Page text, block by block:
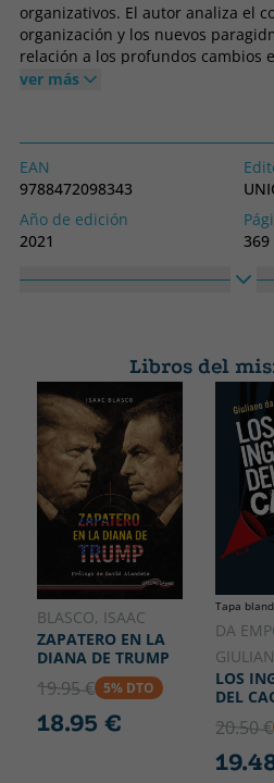
organizativos. El autor analiza el
organización y los nuevos
relación a los profundos cambios
curso en las últimas décadas
ver más
EAN
9788472098343
Año de edición
2021
369
Libros del
BLASCO, ISAAC
ZAPATERO EN LA
DIANA DE TRUMP
19.95 € 5% DTO
18.95 €
Tapa
DA
LOS
DEL
20.50 €